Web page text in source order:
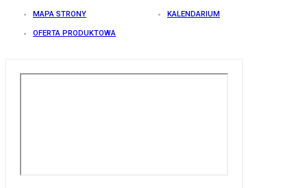
MAPA STRONY KALENDARIUM
OFERTA PRODUKTOWA